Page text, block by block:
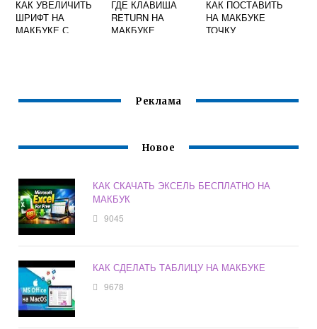
КАК УВЕЛИЧИТЬ
ШРИФТ НА
МАКБУКЕ С
ГДЕ КЛАВИША
RETURN НА
МАКБУКЕ
КАК ПОСТАВИТЬ
НА МАКБУКЕ
ТОЧКУ
Реклама
Новое
КАК СКАЧАТЬ ЭКСЕЛЬ БЕСПЛАТНО НА
МАКБУК
9045
КАК СДЕЛАТЬ ТАБЛИЦУ НА МАКБУКЕ
9678